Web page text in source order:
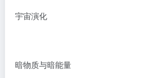
宇宙演化
暗物质与暗能量